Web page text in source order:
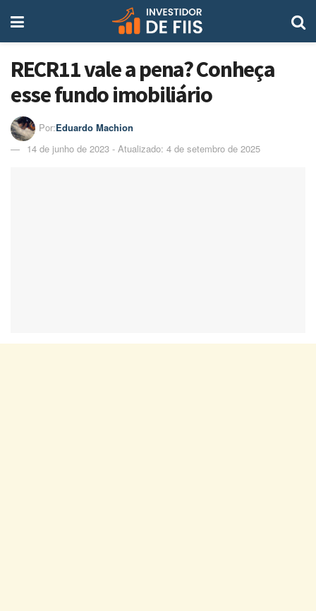
RECR11 vale a pena? Conheça
esse fundo imobiliário
Por:Eduardo Machion
14 de junho de 2023 - Atualizado: 4 de setembro de 2025